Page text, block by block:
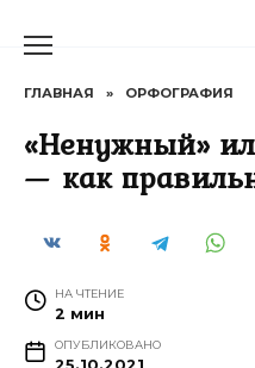
ГЛАВНАЯ » ОРФОГРАФИЯ
«Ненужный»
— как
НА ЧТЕНИЕ
2 мин
ОПУБЛИКОВАНО